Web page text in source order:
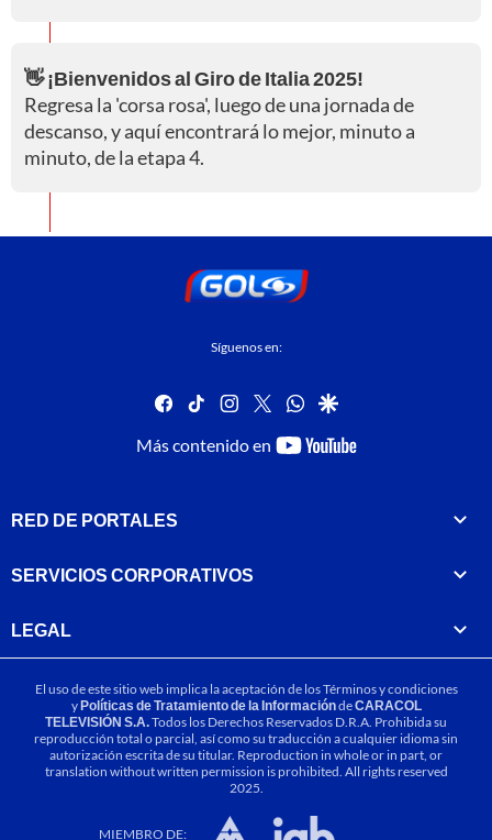
👋 ¡Bienvenidos al Giro de Italia 2025!
Regresa la 'corsa rosa', luego de una jornada de
descanso, y aquí encontrará lo mejor, minuto a
minuto, de la etapa 4.
Síguenos en:
facebook
tiktok instagram
twitterwhatsapp
google
Más contenido en
youtube-
RED DE PORTALES
SERVICIOS CORPORATIVOS
LEGAL
El uso de este sitio web implica la aceptación de losTérminos y condiciones
yPolíticas de Tratamiento de la InformacióndeCARACOL
TELEVISIÓN S.A.Todos los Derechos Reservados D.R.A. Prohibida su
reproducción total o parcial, así como su traducción a cualquier idioma sin
autorización escrita de su titular. Reproduction in whole or in part, or
translation without written permission is prohibited. All rights reserved
2025.
MIEMBRO DE: